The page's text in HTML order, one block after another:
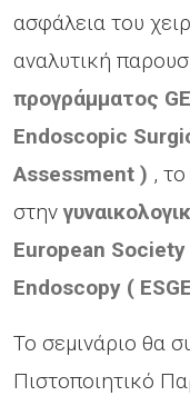
ασφάλεια του
αναλυτική
προγράμματος
Endoscopic
Assessment ) ,
στην
European Society
Endoscopy ( ESGE
Το σεμινάριο θα
Πιστοποιητικό